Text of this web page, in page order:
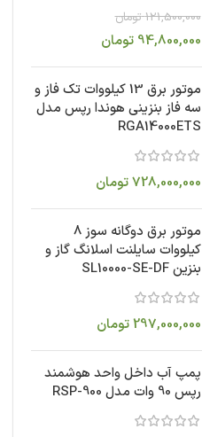
121,500,000تومان
94,800,000 تومان
موتور برق 13 کیلووات تک فاز و
سه فاز بنزینی هوندا رپس مدل
RGA14000ETS
728,000,000تومان
موتور برق دوگانه سوز 8
کیلووات سایلنت اسلانگ گاز و
بنزین SL10000-SE-DF
297,000,000تومان
پمپ آب داخل واحد هوشمند
رپس 90 وات مدل RSP-900